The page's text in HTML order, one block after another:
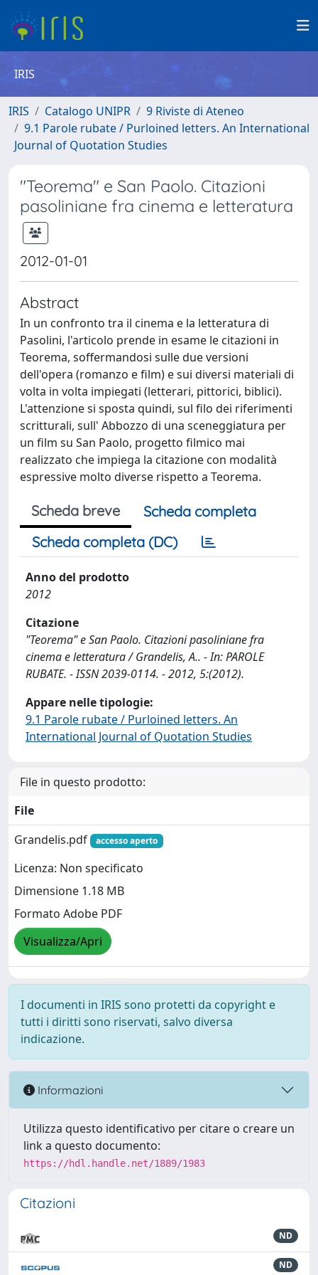
IRIS
IRIS Catalogo UNIPR
9 Riviste di Ateneo
9.1 Parole rubate / Purloined letters. An International
Journal of Quotation Studies
"Teorema" e San Paolo. Citazioni
pasoliniane fra cinema e letteratura
2012-01-01
Abstract
In un confronto tra il cinema e la letteratura di
Pasolini, l'articolo prende in esame le citazioni in
Teorema, soffermandosi sulle due versioni
dell'opera (romanzo e film) e sui diversi materiali di
volta in volta impiegati (letterari, pittorici, biblici).
L'attenzione si sposta quindi, sul filo dei riferimenti
scritturali, sull' Abbozzo di una sceneggiatura per
un film su San Paolo, progetto filmico mai
realizzato che impiega la citazione con modalità
espressive molto diverse rispetto a Teorema.
Scheda breve
Scheda completa
Scheda completa (DC)
Anno del prodotto
2012
Citazione
"Teorema" e San Paolo. Citazioni pasoliniane fra
cinema e letteratura / Grandelis, A.. - In: PAROLE
RUBATE. - ISSN 2039-0114. - 2012, 5:(2012).
Appare nelle tipologie:
9.1 Parole rubate / Purloined letters. An
International Journal of Quotation Studies
File in questo prodotto:
File
Grandelis.pdf
accesso aperto
Licenza: Non specificato
Dimensione 1.18 MB
Formato Adobe PDF
Visualizza/Apri
I documenti in IRIS sono protetti da copyright e
tutti i diritti sono riservati, salvo diversa
indicazione.
Informazioni
Utilizza questo identificativo per citare o creare un
link a questo documento:
https://hdl.handle.net/1889/1983
Citazioni
ND
ND